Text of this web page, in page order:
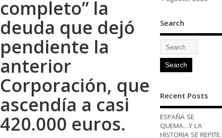
completo” la
deuda que dejó
pendiente la
anterior
Corporación, que
ascendía a casi
420.000 euros.
Search
Recent Posts
ESPAÑA SE
QUEMA…Y LA
HISTORIA SE REPITE.